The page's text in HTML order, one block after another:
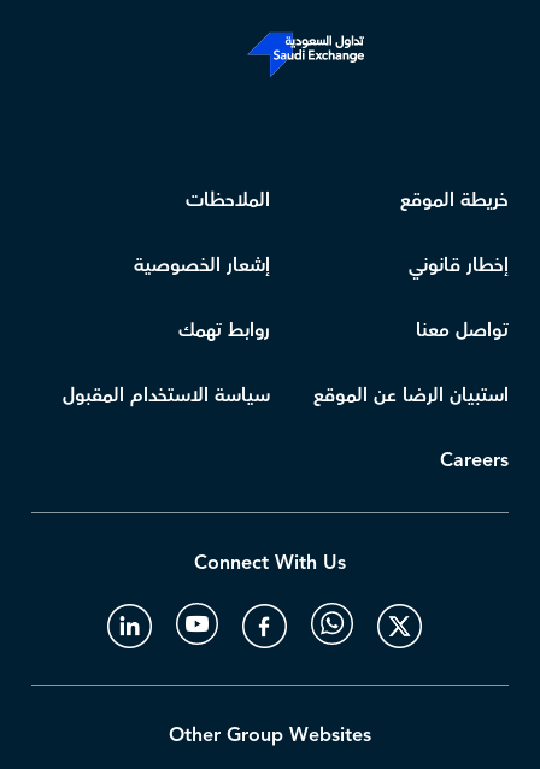
خريطة الموقع الملاحظات
إخطار قانوني إشعار الخصوصية
تواصل معنا روابط تهمك
استبيان الرضا عن الموقع سياسة الاستخدام المقبول
Careers
Connect With Us
Other Group Websites